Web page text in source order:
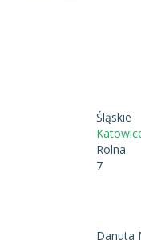
Śląskie
Rolna
7
Danuta